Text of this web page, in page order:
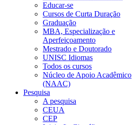
Educar-se
Cursos de Curta Duração
Graduação
MBA, Especialização e
Aperfeiçoamento
Mestrado e Doutorado
UNISC Idiomas
Todos os cursos
Núcleo de Apoio Acadêmico
(NAAC)
Pesquisa
A pesquisa
CEUA
CEP